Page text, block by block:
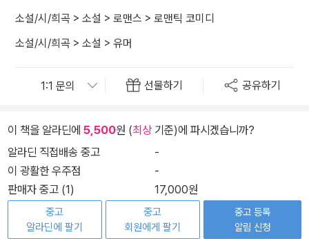
소설/시/희곡 > 소설 > 로맨스 > 로맨틱 코미디
소설/시/희곡 > 소설 > 유머
선물하기 공유하기
이 책을 알라딘에 5,500원 (최상기준)에 파시겠습니까?
알라딘 직접배송 중고
-
이 광활한 우주점
-
판매자 중고 (1)
17,000원
중고
알라딘에 팔기
중고
회원에게 팔기
중고 등록
알림 신청